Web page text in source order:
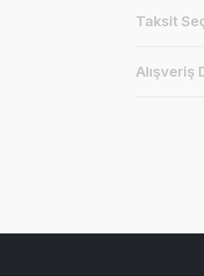
Taksit
Alışveriş